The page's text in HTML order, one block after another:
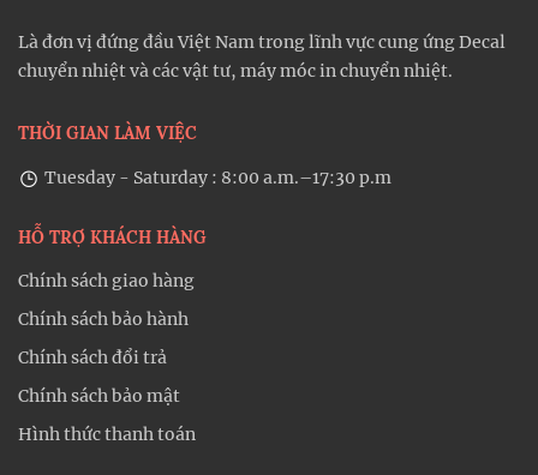
Là đơn vị đứng đầu Việt Nam trong lĩnh vực cung ứng Decal
chuyển nhiệt và các vật tư, máy móc in chuyển nhiệt.
THỜI GIAN LÀM VIỆC
Tuesday - Saturday : 8:00 a.m.–17:30 p.m
HỖ TRỢ KHÁCH HÀNG
Chính sách giao hàng
Chính sách bảo hành
Chính sách đổi trả
Chính sách bảo mật
Hình thức thanh toán